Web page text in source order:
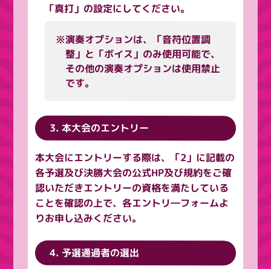
「真打」の設定にしてください。
※演奏オプションは、「音符位置調
整」と「ボイス」のみ使⽤可能で、
その他の演奏オプションは使⽤禁止
です。
3. 本大会のエントリー
本大会にエントリーする際は、「2」に記載の
各予選及び決勝大会の公式HP及び規約をご確
認いただきエントリーの資格を満たしている
ことを確認の上で、各エントリ―フォームよ
りお申し込みください。
4. 予選通過者の選出